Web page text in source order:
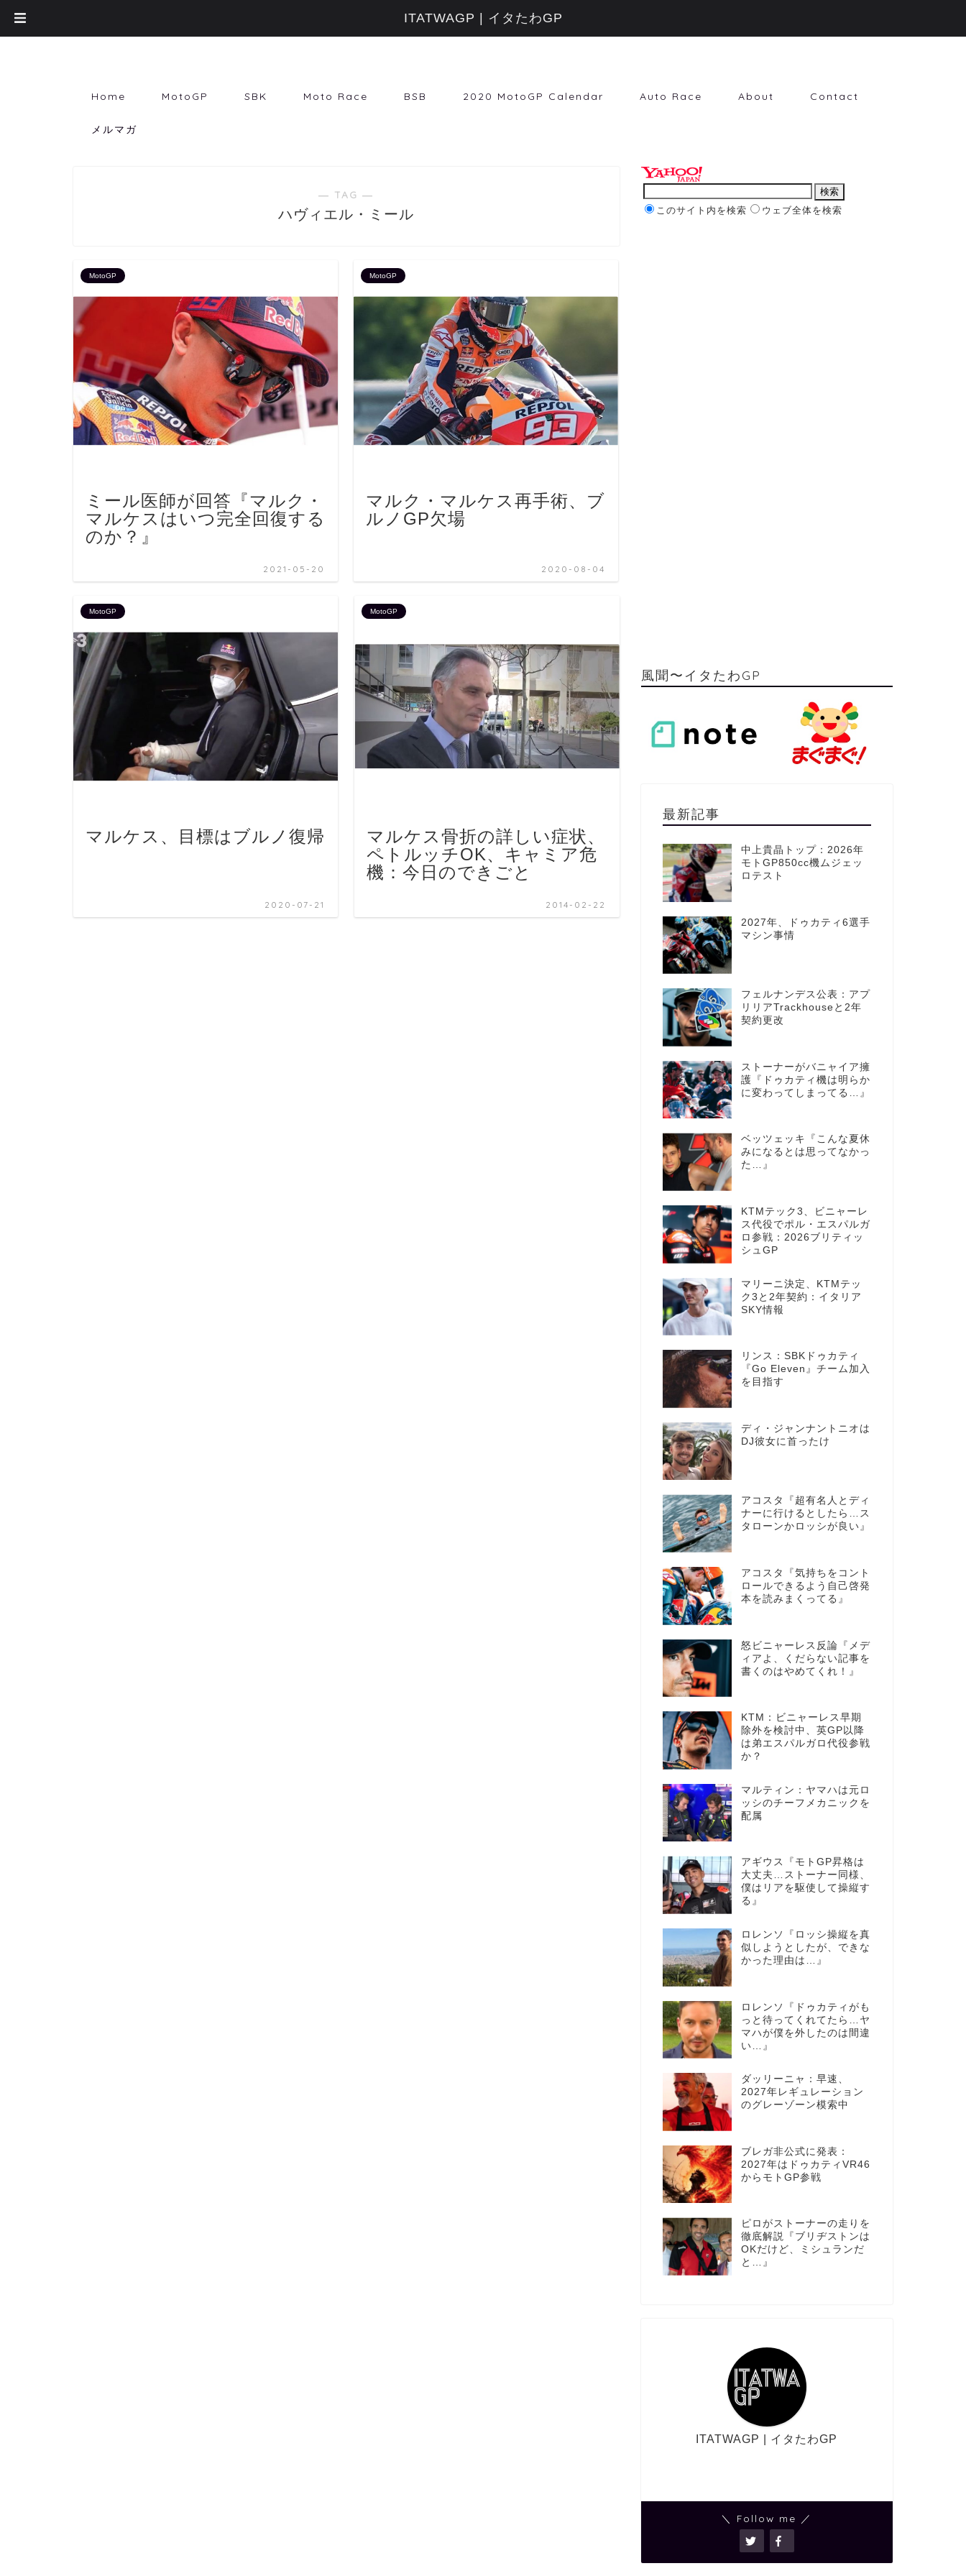
Home MotoGP SBK Moto Race BSB 2020 MotoGP Calendar Auto Race About Contact
メルマガ
― TAG ―
ハヴィエル・ミール
MotoGP
ミール医師が回答『マルク・
マルケスはいつ完全回復する
のか？』
2021-05-20
MotoGP
マルク・マルケス再手術、ブ
ルノGP欠場
2020-08-04
MotoGP
マルケス、目標はブルノ復帰
2020-07-21
MotoGP
マルケス骨折の詳しい症状、
ペトルッチOK、キャミア危
機：今日のできごと
2014-02-22
このサイト内を検索 ウェブ全体を検索
風聞〜イタたわGP
最新記事
中上貴晶トップ：2026年
モトGP850cc機ムジェッ
ロテスト
2027年、ドゥカティ6選手
マシン事情
フェルナンデス公表：アプ
リリアTrackhouseと2年
契約更改
ストーナーがバニャイア擁
護『ドゥカティ機は明らか
に変わってしまってる…』
ベッツェッキ『こんな夏休
みになるとは思ってなかっ
た…』
KTMテック3、ビニャーレ
ス代役でポル・エスパルガ
ロ参戦：2026ブリティッ
シュGP
マリーニ決定、KTMテッ
ク3と2年契約：イタリア
SKY情報
リンス：SBKドゥカティ
『Go Eleven』チーム加入
を目指す
ディ・ジャンナントニオは
DJ彼女に首ったけ
アコスタ『超有名人とディ
ナーに行けるとしたら…ス
タローンかロッシが良い』
アコスタ『気持ちをコント
ロールできるよう自己啓発
本を読みまくってる』
怒ビニャーレス反論『メデ
ィアよ、くだらない記事を
書くのはやめてくれ！』
KTM：ビニャーレス早期
除外を検討中、英GP以降
は弟エスパルガロ代役参戦
か？
マルティン：ヤマハは元ロ
ッシのチーフメカニックを
配属
アギウス『モトGP昇格は
大丈夫…ストーナー同様、
僕はリアを駆使して操縦す
る』
ロレンソ『ロッシ操縦を真
似しようとしたが、できな
かった理由は…』
ロレンソ『ドゥカティがも
っと待ってくれてたら…ヤ
マハが僕を外したのは間違
い…』
ダッリーニャ：早速、
2027年レギュレーション
のグレーゾーン模索中
ブレガ非公式に発表：
2027年はドゥカティVR46
からモトGP参戦
ピロがストーナーの走りを
徹底解説『ブリヂストンは
OKだけど、ミシュランだ
と…』
ITATWAGP | イタたわGP
＼ Follow me ／
ITATWAGP | イタたわGP